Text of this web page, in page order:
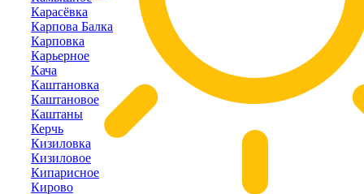
Карасёвка
Карпова Балка
Карповка
Карьерное
Кача
Каштановка
Каштановое
Каштаны
Керчь
Кизиловка
Кизиловое
Кипарисное
Кирово